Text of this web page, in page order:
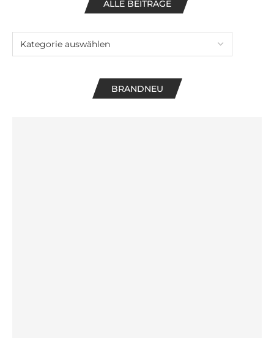
ALLE BEITRÄGE
BRANDNEU